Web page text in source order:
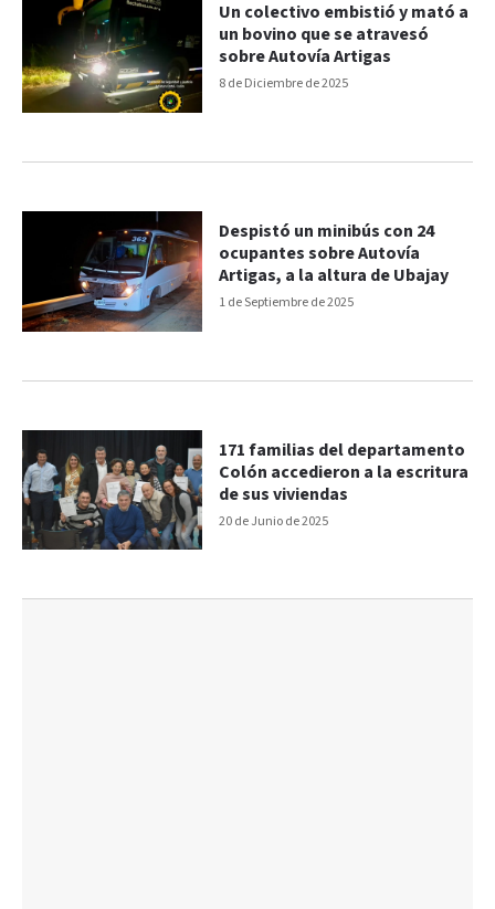
8 de Diciembre de 2025
Un colectivo embistió y mató a
un bovino que se atravesó
sobre Autovía Artigas
1 de Septiembre de 2025
Despistó un minibús con 24
ocupantes sobre Autovía
Artigas, a la altura de Ubajay
20 de Junio de 2025
171 familias del departamento
Colón accedieron a la escritura
de sus viviendas